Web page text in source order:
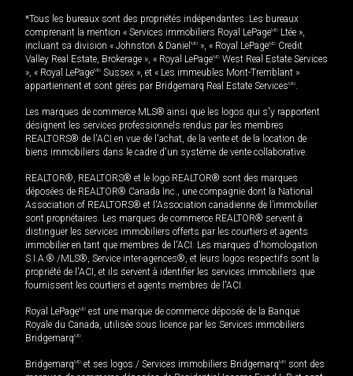
*Tous les bureaux sont des propriétés indépendantes. Les bureaux
comprenant la mention « Services immobiliers Royal LePageMD Ltée »,
incluant sa division « Johnston & Daniel MD », « Royal LePageMD Credit
Valley Real Estate, Brokerage », « Royal LePageMD West Real Estate Services
», « Royal LePageMD Sussex », et « Les immeubles Mont-Tremblant »
appartiennent et sont gérés par Bridgemarq Real Estate ServicesMD.
Les marques de commerce MLS® ainsi que les logos qui s'y rapportent
désignent les services professionnels rendus par les membres
REALTORS® de l'ACI en vue de l'achat, de la vente et de la location de
biens immobiliers dans le cadre d'un système de vente collaborative.
REALTOR®, REALTORS® et le logo REALTOR® sont des marques
déposées de REALTOR® Canada Inc., une compagnie dont la National
Association of REALTORS® et l'Association canadienne de l’immobilier
sont propriétaires. Les marques de commerce REALTOR® servent à
distinguer les services immobiliers offerts par les courtiers et agents
immobilier en tant que membres de l'ACI. Les marques d'homologation
S.I.A.® /MLS®, Service inter-agences®, et leurs logos respectifs sont la
propriété de l'ACI, et ils servent à identifier les services immobiliers que
fournissent les courtiers et agents membres de l'ACI.
Royal LePageMD est une marque de commerce déposée de la Banque
Royale du Canada, utilisée sous licence par les Services immobiliers
BridgemarqMD.
BridgemarqMD et ses logos / Services immobiliers BridgemarqMD sont des